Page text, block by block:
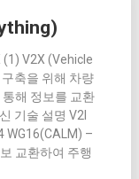
(1) V2X (Vehicle
축을 위해 차량
해 정보를 교환
기술 설명 V2I
WG16(CALM) –
교환하여 주행